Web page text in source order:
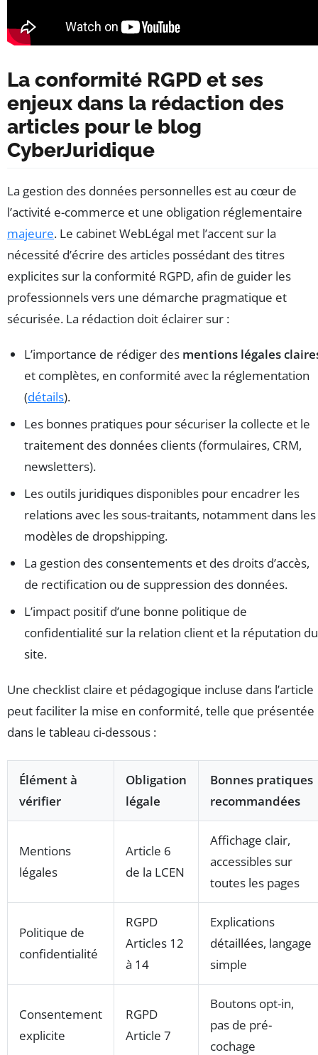
La conformité RGPD et ses
enjeux dans la rédaction des
articles pour le blog
CyberJuridique
La gestion des données personnelles est au cœur de
l’activité e-commerce et une obligation réglementaire
majeure. Le cabinet WebLégal met l’accent sur la
nécessité d’écrire des articles possédant des titres
explicites sur la conformité RGPD, afin de guider les
professionnels vers une démarche pragmatique et
sécurisée. La rédaction doit éclairer sur :
L’importance de rédiger des mentions légales
et complètes, en conformité avec la réglementation
(détails).
Les bonnes pratiques pour sécuriser la collecte et le
traitement des données clients (formulaires, CRM,
newsletters).
Les outils juridiques disponibles pour encadrer les
relations avec les sous-traitants, notamment dans les
modèles de dropshipping.
La gestion des consentements et des droits d’accès,
de rectification ou de suppression des données.
L’impact positif d’une bonne politique de
confidentialité sur la relation client et la réputation du
site.
Une checklist claire et pédagogique incluse dans l’article
peut faciliter la mise en conformité, telle que présentée
dans le tableau ci-dessous :
Élément à
vérifier
Obligation
légale
Bonnes pratiques
recommandées
Mentions
légales
Article 6
de la LCEN
Affichage clair,
accessibles sur
toutes les pages
Politique de
confidentialité
RGPD
Articles 12
à 14
Explications
détaillées, langage
simple
Consentement
explicite
RGPD
Article 7
Boutons opt-in,
pas de pré-
cochage